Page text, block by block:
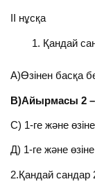
ІІ нұсқа
Қандай
А)Өзінен басқа
В)Айырмасы 2 –
С) 1-ге және
Д) 1-ге және
2.Қандай сандар